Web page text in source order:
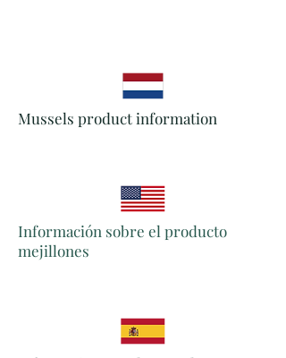
Mussels product information
Información sobre el producto
mejillones